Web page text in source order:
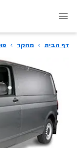
דף הבית › מחקר ›